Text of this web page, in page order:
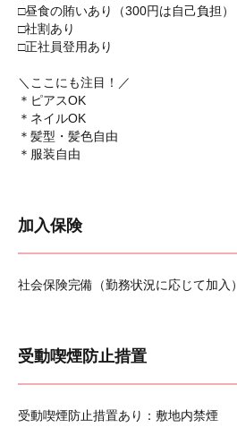
□昼食の賄いあり（300円は自己負担）
□社割あり
□正社員登用あり
＼ここにも注目！／
＊ピアスOK
＊ネイルOK
＊髪型・髪色自由
＊服装自由
加入保険
社会保険完備（勤務状況に応じて加入）
受動喫煙防止措置
受動喫煙防止措置あり：敷地内禁煙